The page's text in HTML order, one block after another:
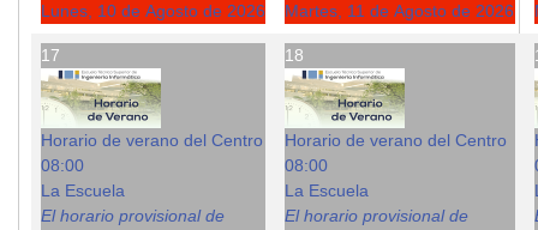
Lunes, 10 de Agosto de 2026
Martes, 11 de Agosto de 2026
17
Horario de verano del Centro
08:00
La Escuela
El horario provisional de
18
Horario de verano del Centro
08:00
La Escuela
El horario provisional de